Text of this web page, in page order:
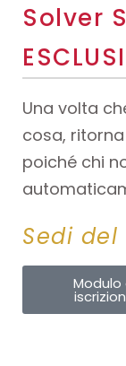
Solver
Una volta
cosa,
poiché chi
Sedi
Modulo